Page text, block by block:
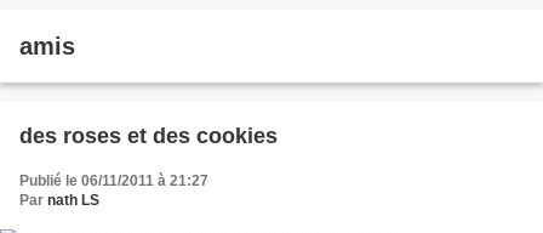
amis
des roses et des cookies
Publié le 06/11/2011 à 21:27
Par nath LS